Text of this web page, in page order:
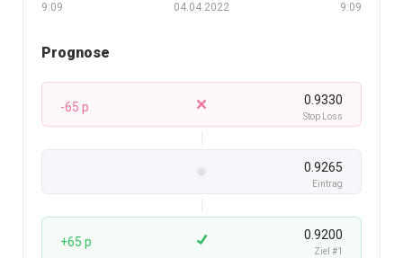
9:09 9:09
04.04.2022
Prognose
-65 p 0.9330
Stop Loss
0.9265
Eintrag
+65 p 0.9200
Ziel #1